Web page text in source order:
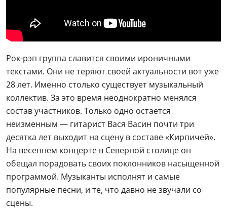
Рок-рэп группа славится своими ироничными
текстами. Они не теряют своей актуальности вот уже
28 лет. Именно столько существует музыкальный
коллектив. За это время неоднократно менялся
состав участников. Только одно остается
неизменным — гитарист Вася Васин почти три
десятка лет выходит на сцену в составе «Кирпичей».
На весеннем концерте в Северной столице он
обещал порадовать своих поклонников насыщенной
программой. Музыканты исполнят и самые
популярные песни, и те, что давно не звучали со
сцены.